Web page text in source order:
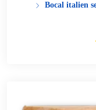
Bocal italien